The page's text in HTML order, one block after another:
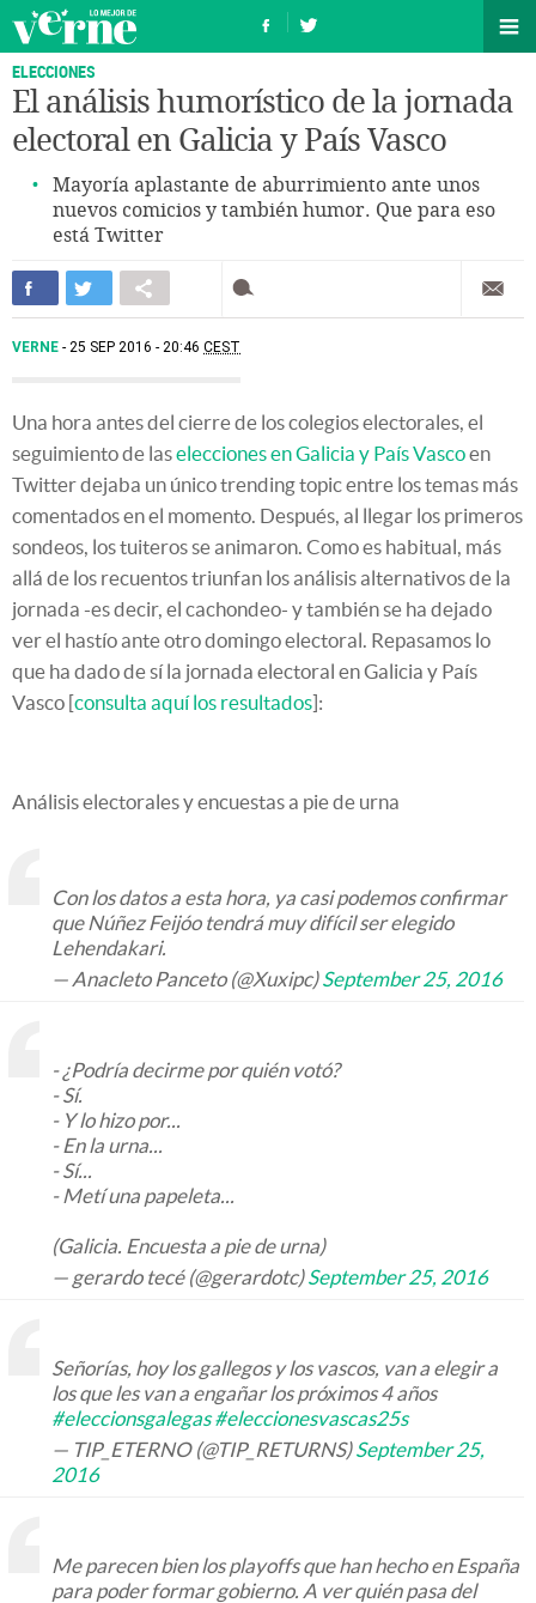
ELECCIONES
El análisis humorístico de la jornada
electoral en Galicia y País Vasco
Mayoría aplastante de aburrimiento ante unos
nuevos comicios y también humor. Que para eso
está Twitter
VERNE 25 SEP 2016 - 20:46 CEST
Una hora antes del cierre de los colegios electorales, el
seguimiento de laselecciones en Galicia y País Vascoen
Twitter dejaba un único trending topic entre los temas más
comentados en el momento. Después, al llegar los primeros
sondeos, los tuiteros se animaron. Como es habitual, más
allá de los recuentos triunfan los análisis alternativos de la
jornada -es decir, el cachondeo- y también se ha dejado
ver el hastío ante otro domingo electoral. Repasamos lo
que ha dado de sí la jornada electoral en Galicia y País
Vasco [consulta aquí los resultados]:
Análisis electorales y encuestas a pie de urna
Con los datos a esta hora, ya casi podemos confirmar
que Núñez Feijóo tendrá muy difícil ser elegido
Lehendakari.
— Anacleto Panceto (@Xuxipc)September 25, 2016
- ¿Podría decirme por quién votó?
- Sí.
- Y lo hizo por...
- En la urna...
- Sí...
- Metí una papeleta...
(Galicia. Encuesta a pie de urna)
— gerardo tecé (@gerardotc)September 25, 2016
Señorías, hoy los gallegos y los vascos, van a elegir a
los que les van a engañar los próximos 4 años
#eleccionsgalegas #eleccionesvascas25s
— TIP_ETERNO (@TIP_RETURNS)September 25,
2016
Me parecen bien los playoffs que han hecho en España
para poder formar gobierno. A ver quién pasa del